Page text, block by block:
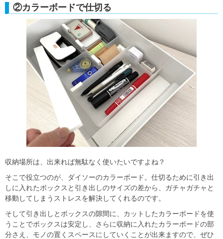
②カラーボードで仕切る
収納場所は、出来れば無駄なく使いたいですよね？
そこで役立つのが、ダイソーのカラーボード。仕切るために引き出
しに入れたボックスと引き出しのサイズの差から、ガチャガチャと
移動してしまうストレスを解決してくれるのです。
そして引き出しとボックスの隙間に、カットしたカラーボードを使
うことでボックスは安定し、さらに収納に入れたカラーボードの部
分さえ、モノの置くスペースにしていくことが出来ますので、ぜひ